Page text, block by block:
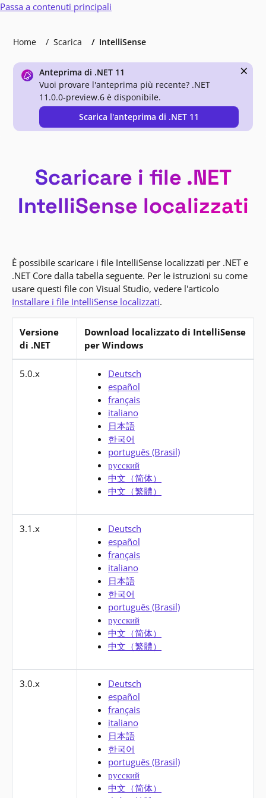
Passa a contenuti principali
Home Scarica IntelliSense
Anteprima di .NET 11
Vuoi provare l'anteprima più recente? .NET
11.0.0-preview.6 è disponibile.
Scarica l'anteprima di .NET 11
×
Scaricare i file .NET
IntelliSense localizzati
È possibile scaricare i file IntelliSense localizzati per .NET e
.NET Core dalla tabella seguente. Per le istruzioni su come
usare questi file con Visual Studio, vedere l'articolo
Installare i file IntelliSense localizzati.
Versione
di .NET
Download localizzato di IntelliSense
per Windows
5.0.x
Deutsch
español
français
italiano
日本語
한국어
português (Brasil)
русский
中文（简体）
中文（繁體）
3.1.x
Deutsch
español
français
italiano
日本語
한국어
português (Brasil)
русский
中文（简体）
中文（繁體）
3.0.x
Deutsch
español
français
italiano
日本語
한국어
português (Brasil)
русский
中文（简体）